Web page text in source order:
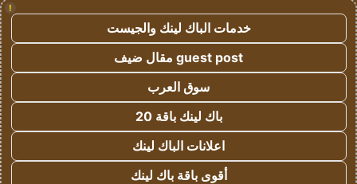
!
خدمات الباك لينك والجيست
guest post مقال ضيف
سوق العرب
باك لينك باقة 20
اعلانات الباك لينك
أقوى باقة باك لينك